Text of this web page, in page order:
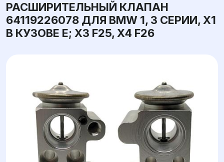
РАСШИРИТЕЛЬНЫЙ КЛАПАН
64119226078 ДЛЯ BMW 1, 3 СЕРИИ, X1
В КУЗОВЕ E; X3 F25, X4 F26